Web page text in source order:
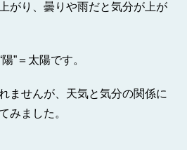
がり、曇りや雨だと気分が上が
”＝太陽です。
ませんが、天気と気分の関係に
みました。